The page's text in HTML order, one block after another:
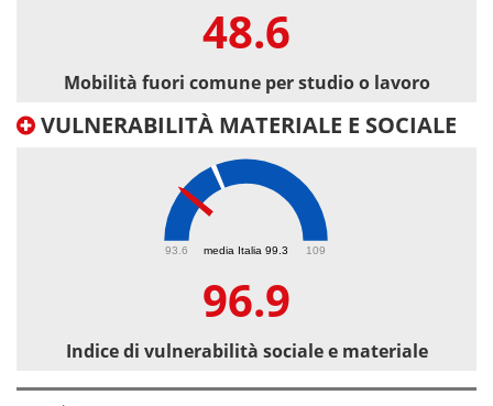
48.6
Mobilità fuori comune per studio o lavoro
VULNERABILITÀ MATERIALE E SOCIALE
media Italia 99.3
93.6 109
96.9
Indice di vulnerabilità sociale e materiale